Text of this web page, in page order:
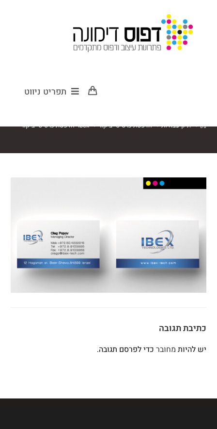
תפריט ניווט
> תיק עבודות > הדפסת כרטיסי ביקור > ibex -הדפסת כרטיסי ביקור
כתיבת תגובה
יש להיות מחובר כדי לפרסם תגובה.